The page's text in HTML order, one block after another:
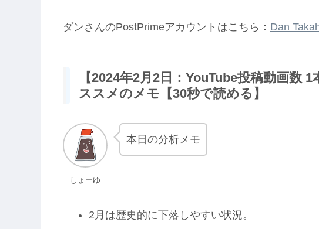
ダンさんのPostPrimeアカウントはこちら： Dan
【2024年2月2日：YouTube投稿動画数
ススメのメモ【30秒で読める】
しょーゆ
本日の分析メモ
2月は歴史的に下落しやすい状況。